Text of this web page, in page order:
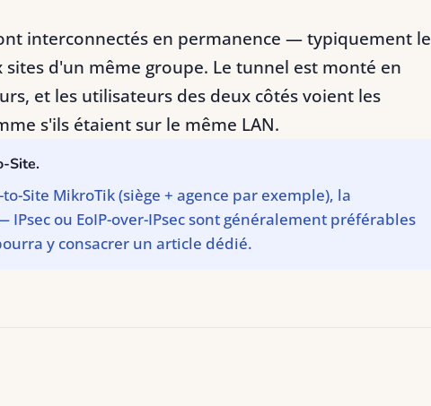
interconnectés en permanence — typiquement le
sites d'un même groupe. Le tunnel est monté en
et les utilisateurs des deux côtés voient les
s'ils étaient sur le même LAN.
Site.
Site MikroTik (siège + agence par exemple), la
ou EoIP-over-IPsec sont généralement préférables
y consacrer un article dédié.